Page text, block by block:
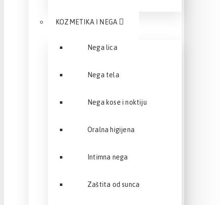
KOZMETIKA I NEGA
Nega lica
Nega tela
Nega kose i noktiju
Oralna higijena
Intimna nega
Zaštita od sunca